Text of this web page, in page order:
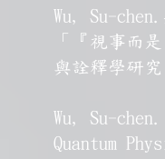
Wu, Su-
「『視事而
與詮釋學研
Wu, Su-
Quantum